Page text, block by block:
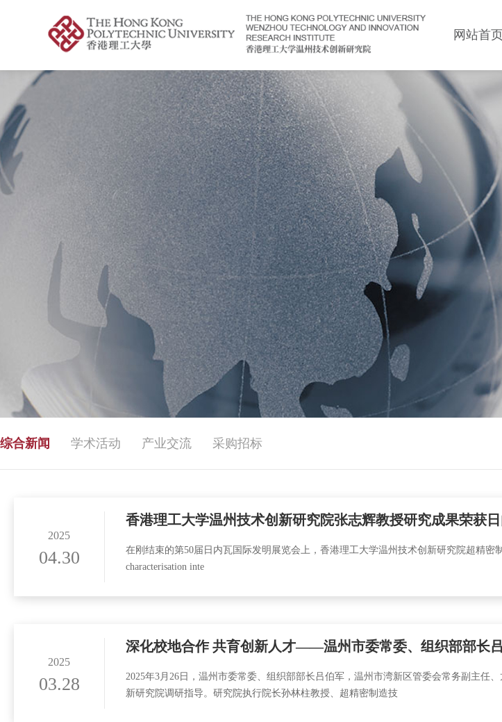
网站首页
综合新闻 学术活动 产业交流 采购招标
2025
04.30
香港理工大学温州技术创新研究院张志辉教授研究成果荣获
在刚结束的第50届日内瓦国际发明展览会上，香港理工大学温州技术创新研究院超精密
characterisation inte
2025
03.28
深化校地合作 共育创新人才——温州市委常委、组织部部长
2025年3月26日，温州市委常委、组织部部长吕伯军，温州市湾新区管委会常务副主任
新研究院调研指导。研究院执行院长孙林柱教授、超精密制造技